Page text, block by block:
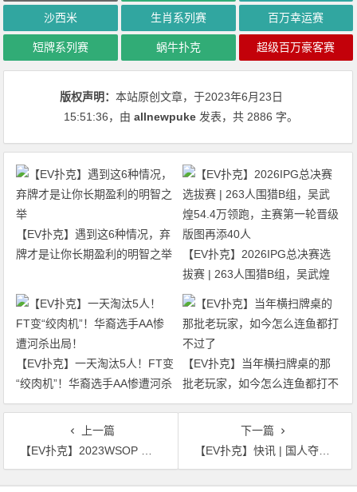
沙西米 生肖系列赛 百万幸运赛
短牌系列赛 蜗牛扑克 超级百万豪客赛
版权声明：本站原创文章，于2023年6月23日
15:51:36，由allnewpuke 发表，共 2886 字。
【EV扑克】遇到这6种情况，弃
牌才是让你长期盈利的明智之举
【EV扑克】2026IPG总决赛选
拔赛 | 263人围猎B组，吴武煌
54.4万领跑，主赛第一轮晋级版
【EV扑克】一天淘汰5人！FT变
“绞肉机”！华裔选手AA惨遭河杀
出局！
【EV扑克】当年横扫牌桌的那
批老玩家，如今怎么连鱼都打不
过了
上一篇
【EV扑克】2023WSOP ：张阳在赛事#44以记分牌领先者身份进入Day 3
下一篇
【EV扑克】快讯 | 国人夺第四条金手链获500W+奖金！张阳WSOP赛事#44夺冠
文